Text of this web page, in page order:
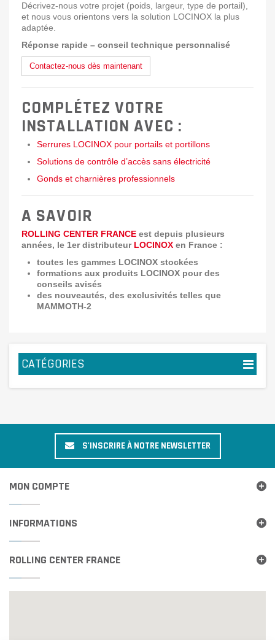
Décrivez-nous votre projet (poids, largeur, type de portail),
et nous vous orientons vers la solution LOCINOX la plus
adaptée.
Réponse rapide – conseil technique personnalisé
Contactez-nous dès maintenant
COMPLÉTEZ VOTRE
INSTALLATION AVEC :
Serrures LOCINOX pour portails et portillons
Solutions de contrôle d’accès sans électricité
Gonds et charnières professionnels
A SAVOIR
ROLLING CENTER FRANCE est depuis plusieurs
années, le 1er distributeur LOCINOX en France :
toutes les gammes LOCINOX stockées
formations aux produits LOCINOX pour des
conseils avisés
des nouveautés, des exclusivités telles que
MAMMOTH-2
CATÉGORIES
S'INSCRIRE À NOTRE NEWSLETTER
MON COMPTE
INFORMATIONS
ROLLING CENTER FRANCE